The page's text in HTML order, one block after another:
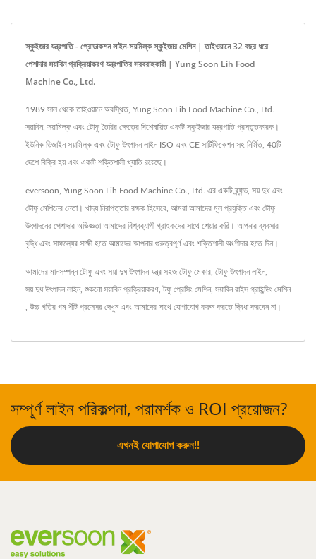
স্কুইজার যন্ত্রপাতি - প্রোডাকশন লাইন-সয়মিল্ক স্কুইজার মেশিন | তাইওয়ানে 32 বছর ধরে
পেশাদার সয়াবিন প্রক্রিয়াকরণ যন্ত্রপাতির সরবরাহকারী | Yung Soon Lih Food
Machine Co., Ltd.
1989 সাল থেকে তাইওয়ানে অবস্থিত, Yung Soon Lih Food Machine Co., Ltd.
সয়াবিন, সয়ামিল্ক এবং টোফু তৈরির ক্ষেত্রে বিশেষায়িত একটি স্কুইজার যন্ত্রপাতি প্রস্তুতকারক।
ইউনিক ডিজাইন সয়ামিল্ক এবং টোফু উৎপাদন লাইন ISO এবং CE সার্টিফিকেশন সহ নির্মিত, 40টি
দেশে বিক্রি হয় এবং একটি শক্তিশালী খ্যাতি রয়েছে।
eversoon, Yung Soon Lih Food Machine Co., Ltd. এর একটি ব্র্যান্ড, সয় দুধ এবং
টোফু মেশিনের নেতা। খাদ্য নিরাপত্তার রক্ষক হিসেবে, আমরা আমাদের মূল প্রযুক্তি এবং টোফু
উৎপাদনের পেশাদার অভিজ্ঞতা আমাদের বিশ্বব্যাপী গ্রাহকদের সাথে শেয়ার করি। আপনার ব্যবসার
বৃদ্ধি এবং সাফল্যের সাক্ষী হতে আমাদের আপনার গুরুত্বপূর্ণ এবং শক্তিশালী অংশীদার হতে দিন।
আমাদের মানসম্পন্ন টোফু এবং সয়া দুধ উৎপাদন যন্ত্র সহজ টোফু মেকার, টোফু উৎপাদন লাইন,
সয় দুধ উৎপাদন লাইন, শুকনো সয়াবিন প্রক্রিয়াকরণ, টফু প্রেসিং মেশিন, সয়াবিন রাইস গ্রাইন্ডিং মেশিন
, উচ্চ গতির গম শীট প্রসেসর দেখুন এবং আমাদের সাথে যোগাযোগ করুনকরতে দ্বিধা করবেন না।
সম্পূর্ণ লাইন পরিকল্পনা, পরামর্শক ও ROI প্রয়োজন?
এখনই যোগাযোগ করুন!!